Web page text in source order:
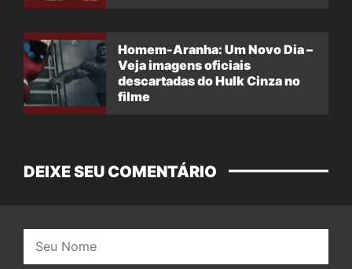
Homem-Aranha: Um Novo Dia –
Veja imagens oficiais
descartadas do Hulk Cinza no
filme
DEIXE SEU COMENTÁRIO